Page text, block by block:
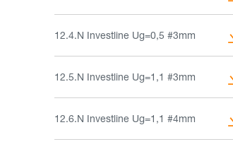
12.4.N Investline Ug=0,5 #3mm
12.5.N Investline Ug=1,1 #3mm
12.6.N Investline Ug=1,1 #4mm